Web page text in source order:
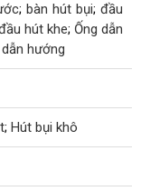
; bàn hút bụi; đầu
hút khe; Ống dẫn
hướng
; Hút bụi khô